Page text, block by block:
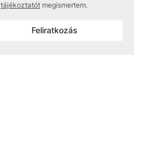
tájékoztatót megismertem.
Feliratkozás